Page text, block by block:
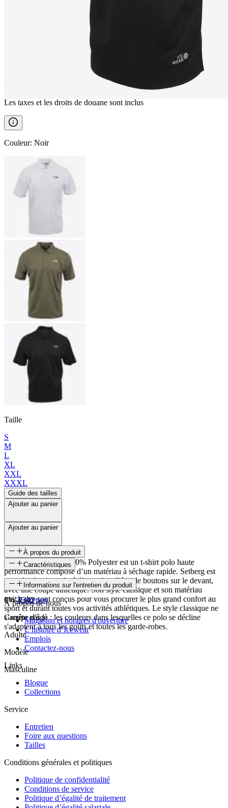
T-shirt Polo
Les taxes et les droits de douane sont inclus
Couleur: Noir
Taille
S
M
L
XL
XXL
XXXL
Guide des tailles
Ajouter au panier
Ajouter au panier
À propos du produit
Le polo Setberg en 100% Polyester est un t-shirt polo haute
performance composé d’un matériau à séchage rapide. Setberg est
un polo classique doté d’un col replié et de boutons sur le devant,
avec une coupe athlétique. Son style classique et son matériau
quick-dry sont conçus pour vous procurer le plus grand confort au
sport et durant toutes vos activités athlétiques. Le style classique ne
s’arrête pas là ; les couleurs dans lesquelles ce polo se décline
s'adaptent à tous les goûts et toutes les garde-robes.
Caractéristiques
SKU
FW-2342
Groupe d'âge
Adulte
Modèle
Masculine
Informations sur l'entretien du produit
Entretien
À propos de nous
Magasins et horaires d'ouverture
L’histoire d’Icewear
Emplois
Contactez-nous
Links
Blogue
Collections
Service
Entretien
Foire aux questions
Tailles
Conditions générales et politiques
Politique de confidentialité
Conditions de service
Politique d’égalité de traitement